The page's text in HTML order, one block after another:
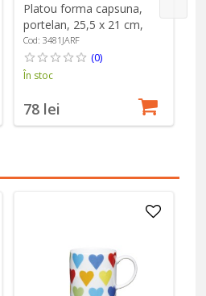
Platou forma capsuna,
portelan, 25,5 x 21 cm,
"Jardin des Fraises" - Easy
Life
Cod: 3481JARF
(0)
În stoc
78 lei